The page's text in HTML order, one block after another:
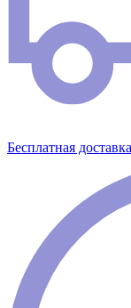
Бесплатная